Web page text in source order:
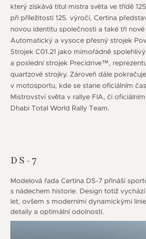
který získává titul mistra světa ve třídě
při příležitosti 125. výročí, Certina
novou identitu společnosti a také tři
Automatický a vysoce přesný strojek
Strojek C01.21 jako mimořádně
a poslední strojek Precidrive™,
quartzové strojky. Zároveň dále
v motosportu, kde se stane oficiálním
Mistrovství světa v rallye FIA, či
Dhabi Total World Rally Team.
DS-7
Modelová řada Certina DS-7 přináší
s nádechem historie. Design totiž
let, ovšem s moderními dynamickými
detaily a optimální odolností.